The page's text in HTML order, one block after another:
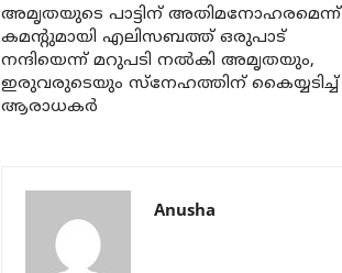
അമൃതയുടെ പാട്ടിന് അതിമനോഹരമെന്ന്
കമന്റുമായി എലിസബത്ത് ഒരുപാട്
നന്ദിയെന്ന് മറുപടി നല്‍കി അമൃതയും,
ഇരുവരുടെയും സ്‌നേഹത്തിന് കൈയ്യടിച്ച്
ആരാധകര്‍
Anusha